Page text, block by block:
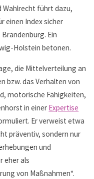
Wahlrecht führt dazu,
einen Index sicher
Ein
Holstein betonen.
die Mittelverteilung an
bzw. das Verhalten von
motorische Fähigkeiten,
in einer Expertise
Er verweist etwa
präventiv, sondern nur
und
eher als
von Maßnahmen“.